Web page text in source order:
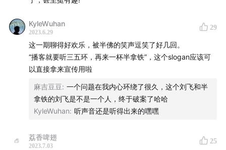
前人栽树，后人避雨，再后人遭雷劈
方法论的目的在于防止失败，而不是获得成功
“精神按摩”可能是新风口
Part3 钱不能解决所有问题，AI也是
不是跟世界和解了，是被世界打趴下了
每个时段都会有每个时段的问题
KyleWuhan
2023.6.29
29
这一期聊得好欢乐，被半佛的笑声逗笑了好几回。
“播客就要听三五环，再来一杯半拿铁”，这个slogan应该可
以直接拿来宣传用啦
麻吉豆豆: 一个问题在我内心环绕了很久，这个刘飞和半
拿铁的刘飞是不是一个人，终于破案了哈哈
KyleWuhan: 听声音还是听得出来的嘿嘿
荔香啤翅
2023.7.03
25